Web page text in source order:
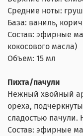
Средние ноты:
База: ваниль,
Состав: эфирные
кокосового масла)
Объем: 15 мл
Пихта/пачули
Нежный хвойный
ореха,
сладостью пачули.
Состав: эфирные